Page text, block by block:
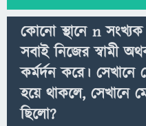
কোনো স্থানে n সংখ্যক
সবাই নিজের স্বামী
কর্মর্দন করে। সেখানে
হয়ে থাকলে, সেখানে
ছিলো?